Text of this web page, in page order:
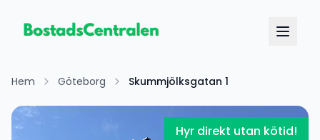
Hem Göteborg Skummjölksgatan 1
Hyr direkt utan kötid!